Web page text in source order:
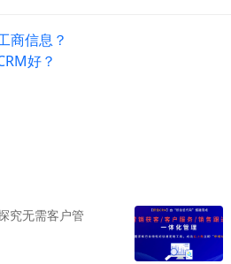
商信息？
好？
究无需客户管